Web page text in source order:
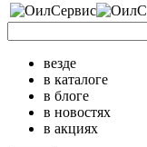
везде
в каталоге
в блоге
в новостях
в акциях